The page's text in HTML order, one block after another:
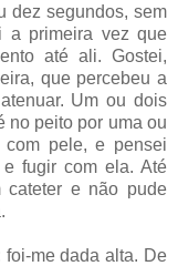
dez segundos, sem
a primeira vez que
até ali. Gostei,
que percebeu a
Um ou dois
no peito por uma ou
com pele, e pensei
fugir com ela. Até
cateter e não pude
foi-me dada alta. De